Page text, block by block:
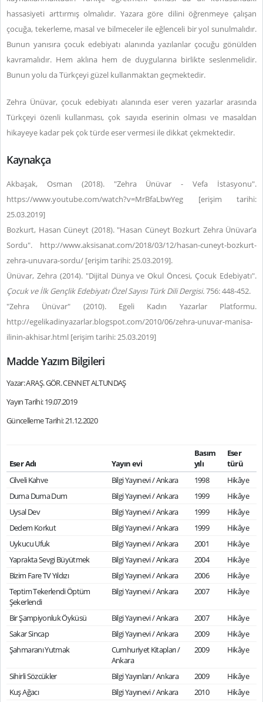
hassasiyeti arttırmış olmalıdır. Yazara göre dilini öğrenmeye çalışan
çocuğa, tekerleme, masal ve bilmeceler ile eğlenceli bir yol sunulmalıdır.
Bunun yanısıra çocuk edebiyatı alanında yazılanlar çocuğu gönülden
kavramalıdır. Hem aklına hem de duygularına birlikte seslenmelidir.
Bunun yolu da Türkçeyi güzel kullanmaktan geçmektedir.
Zehra Ünüvar, çocuk edebiyatı alanında eser veren yazarlar arasında
Türkçeyi özenli kullanması, çok sayıda eserinin olması ve masaldan
hikayeye kadar pek çok türde eser vermesi ile dikkat çekmektedir.
Kaynakça
Akbaşak, Osman (2018). "Zehra Ünüvar - Vefa İstasyonu".
https://www.youtube.com/watch?v=MrBfaLbwYeg [erişim tarihi:
25.03.2019]
Bozkurt, Hasan Cüneyt (2018). "Hasan Cüneyt Bozkurt Zehra Ünüvar’a
Sordu". http://www.aksisanat.com/2018/03/12/hasan-cuneyt-bozkurt-
zehra-unuvara-sordu/ [erişim tarihi: 25.03.2019].
Ünüvar, Zehra (2014). "Dijital Dünya ve Okul Öncesi, Çocuk Edebiyatı".
Çocuk ve İlk Gençlik Edebiyatı Özel Sayısı Türk Dili Dergisi.756: 448-452.
"Zehra Ünüvar" (2010). Egeli Kadın Yazarlar Platformu.
http://egelikadinyazarlar.blogspot.com/2010/06/zehra-unuvar-manisa-
ilinin-akhisar.html [erişim tarihi: 25.03.2019]
Madde Yazım Bilgileri
Yazar: ARAŞ. GÖR. CENNET ALTUNDAŞ
Yayın Tarihi: 19.07.2019
Güncelleme Tarihi: 21.12.2020
Eser Adı Yayın evi
Basım
yılı
Eser
türü
Cilveli Kahve
Bilgi Yayınevi / Ankara 1998
Hikâye
Duma Duma Dum
Bilgi Yayınevi / Ankara 1999
Hikâye
Uysal Dev
Bilgi Yayınevi / Ankara 1999
Hikâye
Dedem Korkut
Bilgi Yayınevi / Ankara 1999
Hikâye
Uykucu Ufuk
Bilgi Yayınevi / Ankara 2001
Hikâye
Yaprakta Sevgi Büyütmek
Bilgi Yayınevi / Ankara 2004
Hikâye
Bizim Fare TV Yıldızı
Bilgi Yayınevi / Ankara 2006
Hikâye
Teptim Tekerlendi Öptüm
Şekerlendi
Bilgi Yayınevi / Ankara 2007 Hikâye
Bir Şampiyonluk Öyküsü Bilgi Yayınevi / Ankara 2007
Hikâye
Sakar Sincap
Bilgi Yayınevi / Ankara 2009
Hikâye
Şahmaranı Yutmak
Cumhuriyet Kitapları /
Ankara
2009 Hikâye
Sihirli Sözcükler Bilgi Yayınları / Ankara 2009
Hikâye
Kuş Ağacı
Bilgi Yayınevi / Ankara 2010
Hikâye